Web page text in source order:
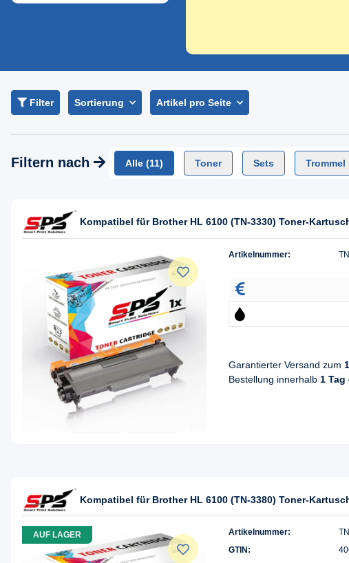
Filter Sortierung Artikel pro Seite
Filtern nach Alle (11) Toner Sets Trommel
Kompatibel für Brother HL 6100 (TN-3330) Toner-
Artikelnummer:
Garantierter Versand zum
Bestellung innerhalb 1
Kompatibel für Brother HL 6100 (TN-3380) Toner-
AUF LAGER Artikelnummer:
GTIN: